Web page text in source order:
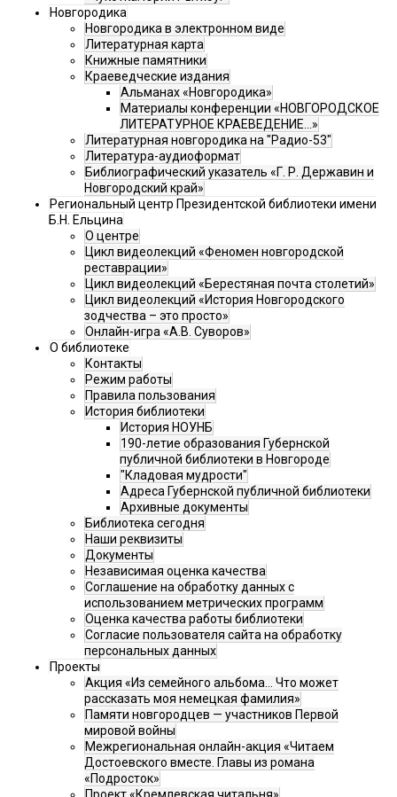
Новгородика
Новгородика в электронном виде
Литературная карта
Книжные памятники
Краеведческие издания
Альманах «Новгородика»
Материалы конференции «НОВГОРОДСКОЕ
ЛИТЕРАТУРНОЕ КРАЕВЕДЕНИЕ...»
Литературная новгородика на "Радио-53"
Литература-аудиоформат
Библиографический указатель «Г. Р. Державин и
Новгородский край»
Региональный центр Президентской библиотеки имени
Б.Н. Ельцина
О центре
Цикл видеолекций «Феномен новгородской
реставрации»
Цикл видеолекций «Берестяная почта столетий»
Цикл видеолекций «История Новгородского
зодчества – это просто»
Онлайн-игра «А.В. Суворов»
О библиотеке
Контакты
Режим работы
Правила пользования
История библиотеки
История НОУНБ
190-летие образования Губернской
публичной библиотеки в Новгороде
"Кладовая мудрости"
Адреса Губернской публичной библиотеки
Архивные документы
Библиотека сегодня
Наши реквизиты
Документы
Независимая оценка качества
Соглашение на обработку данных с
использованием метрических программ
Оценка качества работы библиотеки
Согласие пользователя сайта на обработку
персональных данных
Проекты
Акция «Из семейного альбома... Что может
рассказать моя немецкая фамилия»
Памяти новгородцев — участников Первой
мировой войны
Межрегиональная онлайн-акция «Читаем
Достоевского вместе. Главы из романа
«Подросток»